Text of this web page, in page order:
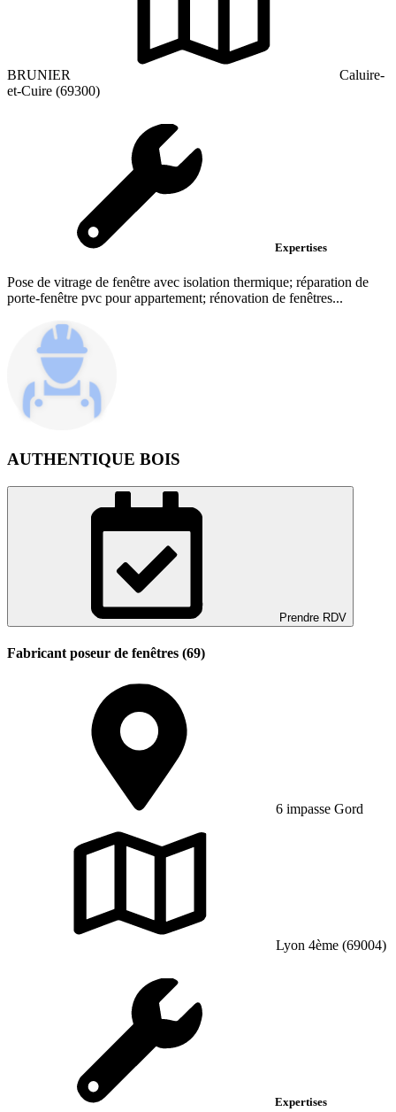
BRUNIER
Caluire-
et-Cuire (69300)
Expertises
Pose de vitrage de fenêtre avec isolation thermique; réparation de
porte-fenêtre pvc pour appartement; rénovation de fenêtres...
AUTHENTIQUE BOIS
Prendre RDV
Fabricant poseur de fenêtres (69)
6 impasse Gord
Lyon 4ème (69004)
Expertises